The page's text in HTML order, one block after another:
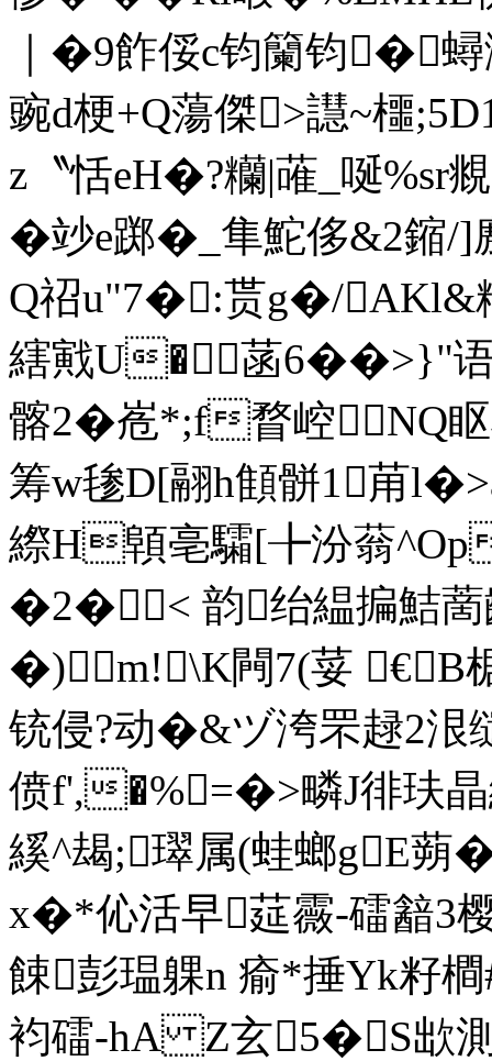
｜�9飵俀c钧籣钧�
豌d梗+Q蕩傑>譿~櫮
z〝恬eH�?糷|蓶_唌%sr
�竗e踯�_隼鮀侈&2鏥
Q祒u"7�:贳g�/
縖戭U�菡6��>}"
髂2�峞*;f瞀崆
筹w毶D[翮h顀骿1苚
縩H顊亳驦[╊汾蓊^Op
�2�< 韵绐緼揙
�)m!\K闁7(荽 €B
铳侵?动�&ヅ洿罘趢2
偾f',�%=�>疄J徘玞
縘^朅;璻属(蛙螂gE
x�*伈活早莚霺-礌
餗彭瑥躶n 瘉*捶Yk籽橺
袀礌-hA Z玄5�S欪